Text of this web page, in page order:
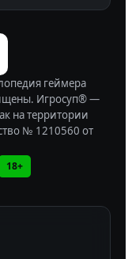
геймера
Игросуп® —
на территории
№ 1210560 от
18+